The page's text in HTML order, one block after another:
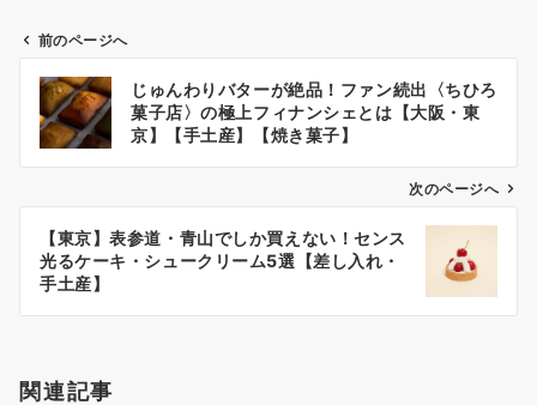
投
稿
ナ
ビ
ゲ
シ
ョ
前のページへ
じゅんわりバターが絶品！ファン続出〈ちひろ
菓子店〉の極上フィナンシェとは【大阪・東
京】【手土産】【焼き菓子】
次のページへ
【東京】表参道・青山でしか買えない！センス
光るケーキ・シュークリーム5選【差し入れ・
手土産】
関連記事